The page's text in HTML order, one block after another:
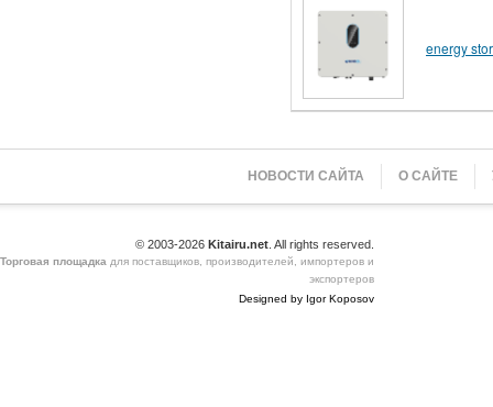
energy
НОВОСТИ САЙТА О САЙТЕ
© 2003-2026 Kitairu.net . All rights reserved.
Торговая площадка для поставщиков, производителей, импортеров и
экспортеров
Designed by Igor Koposov